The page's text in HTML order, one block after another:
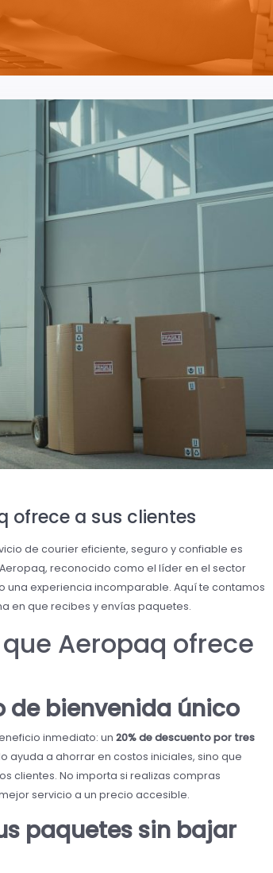
ofrece a sus clientes
de courier eficiente, seguro y confiable es
reconocido como el líder en el sector
experiencia incomparable. Aquí te contamos
en que recibes y envías paquetes.
Aeropaq ofrece
de bienvenida único
inmediato: un 20% de descuento por tres
ayuda a ahorrar en costos iniciales, sino que
clientes. No importa si realizas compras
servicio a un precio accesible.
paquetes sin bajar